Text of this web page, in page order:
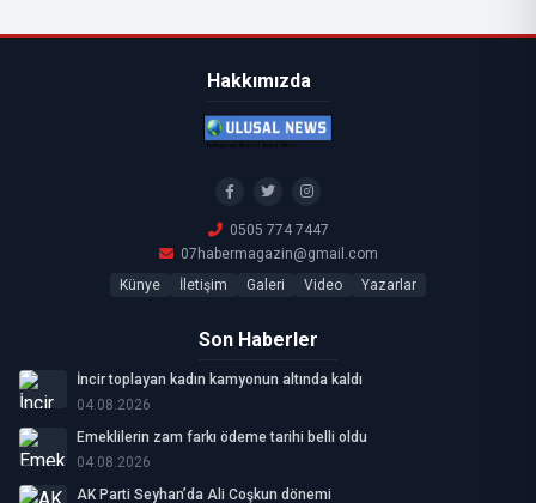
Hakkımızda
0505 774 7447
07habermagazin@gmail.com
Künye
İletişim Galeri Video Yazarlar
Son Haberler
İncir toplayan kadın kamyonun altında kaldı
04.08.2026
Emeklilerin zam farkı ödeme tarihi belli oldu
04.08.2026
AK Parti Seyhan’da Ali Coşkun dönemi